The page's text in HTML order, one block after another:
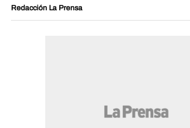
Redacción La Prensa